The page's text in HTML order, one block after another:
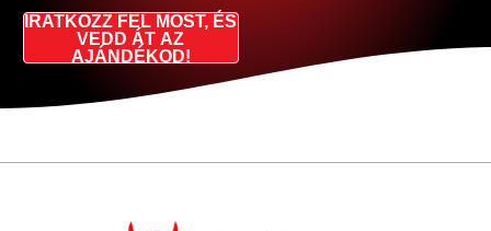
IRATKOZZ FEL MOST, ÉS
VEDD ÁT AZ
AJÁNDÉKOD!